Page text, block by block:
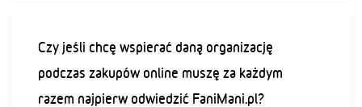
Czy jeśli chcę wspierać daną organizację
podczas zakupów online muszę za każdym
razem najpierw odwiedzić FaniMani.pl?